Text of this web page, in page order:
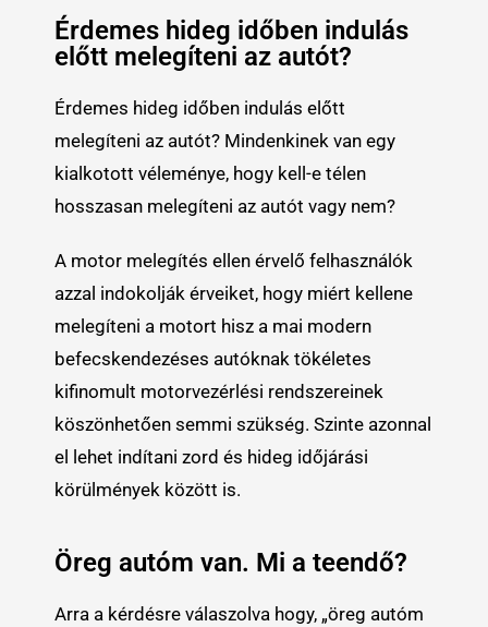
Érdemes hideg időben indulás
előtt melegíteni az autót?
Érdemes hideg időben indulás előtt
melegíteni az autót? Mindenkinek van egy
kialkotott véleménye, hogy kell-e télen
hosszasan melegíteni az autót vagy nem?
A motor melegítés ellen érvelő felhasználók
azzal indokolják érveiket, hogy miért kellene
melegíteni a motort hisz a mai modern
befecskendezéses autóknak tökéletes
kifinomult motorvezérlési rendszereinek
köszönhetően semmi szükség. Szinte azonnal
el lehet indítani zord és hideg időjárási
körülmények között is.
Öreg autóm van. Mi a teendő?
Arra a kérdésre válaszolva hogy, „öreg autóm